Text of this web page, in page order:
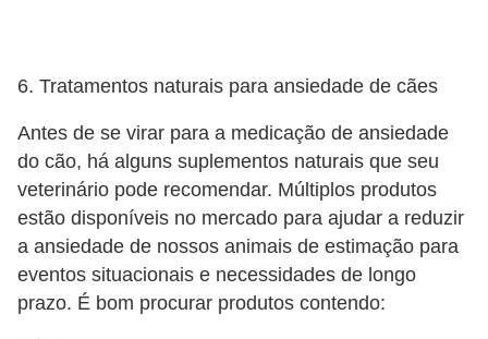
6. Tratamentos naturais para ansiedade de cães
Antes de se virar para a medicação de ansiedade
do cão, há alguns suplementos naturais que seu
veterinário pode recomendar. Múltiplos produtos
estão disponíveis no mercado para ajudar a reduzir
a ansiedade de nossos animais de estimação para
eventos situacionais e necessidades de longo
prazo. É bom procurar produtos contendo:
á
r
i
o
s
e
s